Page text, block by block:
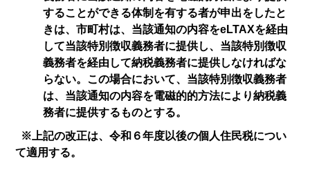
することができる体制を有する者が申出をしたと
きは、市町村は、当該通知の内容をeLTAXを経由
して当該特別徴収義務者に提供し、当該特別徴収
義務者を経由して納税義務者に提供しなければな
らない。この場合において、当該特別徴収義務者
は、当該通知の内容を電磁的的方法により納税義
務者に提供するものとする。
※上記の改正は、令和６年度以後の個人住民税につい
て適用する。